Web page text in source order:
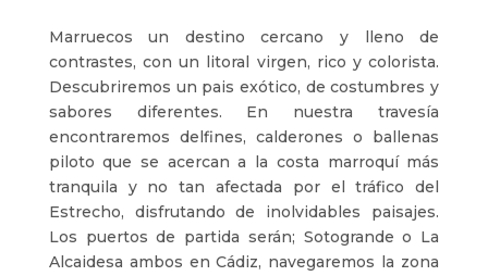
Marruecos un destino cercano y lleno de
contrastes, con un litoral virgen, rico y colorista.
Descubriremos un pais exótico, de costumbres y
sabores diferentes. En nuestra travesía
encontraremos delfines, calderones o ballenas
piloto que se acercan a la costa marroquí más
tranquila y no tan afectada por el tráfico del
Estrecho, disfrutando de inolvidables paisajes.
Los puertos de partida serán; Sotogrande o La
Alcaidesa ambos en Cádiz, navegaremos la zona